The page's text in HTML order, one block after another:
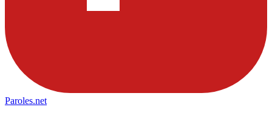
Paroles.net